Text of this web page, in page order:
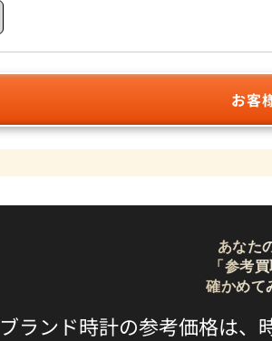
お客
あなた
「参考
確かめて
ブランド時計の参考価格は、